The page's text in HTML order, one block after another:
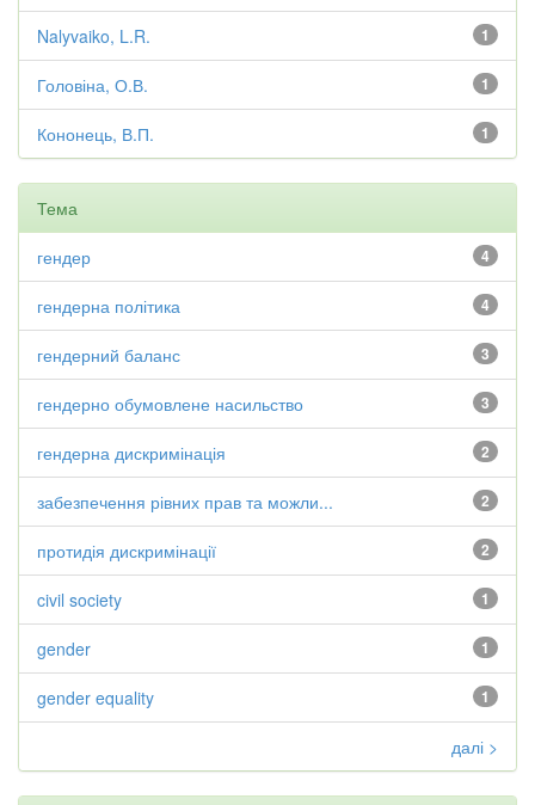
1
Nalyvaiko, L.R.
1
Головіна, О.В.
1
Кононець, В.П.
Тема
4
гендер
4
гендерна політика
3
гендерний баланс
3
гендерно обумовлене насильство
2
гендерна дискримінація
2
забезпечення рівних прав та можли...
2
протидія дискримінації
1
civil society
1
gender
1
gender equality
далі >